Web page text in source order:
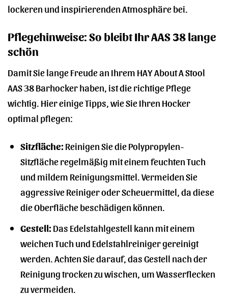
lockeren und inspirierenden Atmosphäre bei.
Pflegehinweise: So bleibt Ihr AAS 38 lange
schön
Damit Sie lange Freude an Ihrem HAY About A Stool
AAS 38 Barhocker haben, ist die richtige Pflege
wichtig. Hier einige Tipps, wie Sie Ihren Hocker
optimal pflegen:
Sitzfläche:Reinigen Sie die Polypropylen-
Sitzfläche regelmäßig mit einem feuchten Tuch
und mildem Reinigungsmittel. Vermeiden Sie
aggressive Reiniger oder Scheuermittel, da diese
die Oberfläche beschädigen können.
Gestell:Das Edelstahlgestell kann mit einem
weichen Tuch und Edelstahlreiniger gereinigt
werden. Achten Sie darauf, das Gestell nach der
Reinigung trocken zu wischen, um Wasserflecken
zu vermeiden.